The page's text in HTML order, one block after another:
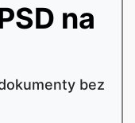
na
bez